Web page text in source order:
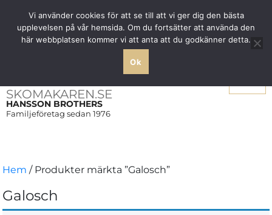
Fri frakt över 1000 SEK inom Sverige
SKOMAKAREN.SE
HANSSON BROTHERS
Familjeföretag sedan 1976
Hem / Produkter märkta ”Galosch”
Galosch
Vi använder cookies för att se till att vi ger dig den bästa
upplevelsen på vår hemsida. Om du fortsätter att använda den
här webbplatsen kommer vi att anta att du godkänner detta.
Ok